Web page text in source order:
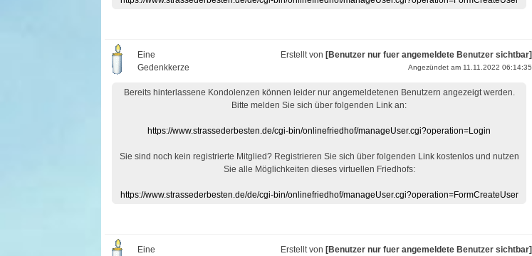
Eine
Gedenkkerze
Erstellt von [Benutzer nur fuer angemeldete Benutzer sichtbar]
Angezündet am 11.11.2022 06:14:35
Bereits hinterlassene Kondolenzen können leider nur angemeldetenen Benutzern angezeigt werden.
Bitte melden Sie sich über folgenden Link an:
https://www.strassederbesten.de/cgi-bin/onlinefriedhof/manageUser.cgi?operation=Login
Sie sind noch kein registrierte Mitglied? Registrieren Sie sich über folgenden Link kostenlos und nutzen
Sie alle Möglichkeiten dieses virtuellen Friedhofs:
https://www.strassederbesten.de/de/cgi-bin/onlinefriedhof/manageUser.cgi?operation=FormCreateUser
Eine
Erstellt von [Benutzer nur fuer angemeldete Benutzer sichtbar]